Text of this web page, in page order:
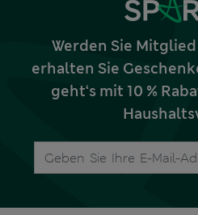
Werden Sie
erhalten Sie
geht‘s mit 10 %